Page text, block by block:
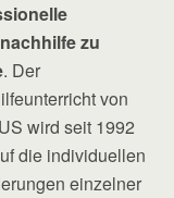
zu
. Der
von
wird seit 1992
die individuellen
einzelner